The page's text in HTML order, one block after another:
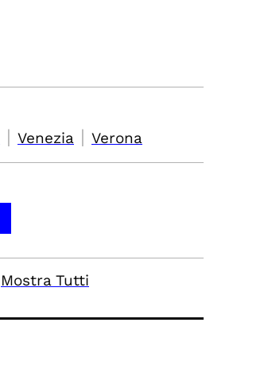
| Venezia | Verona
Mostra Tutti